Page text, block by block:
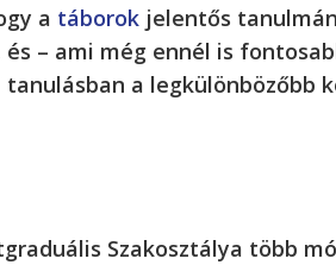
a táborok jelentős
– ami még ennél is
a legkülönbözőbb
Szakosztálya több